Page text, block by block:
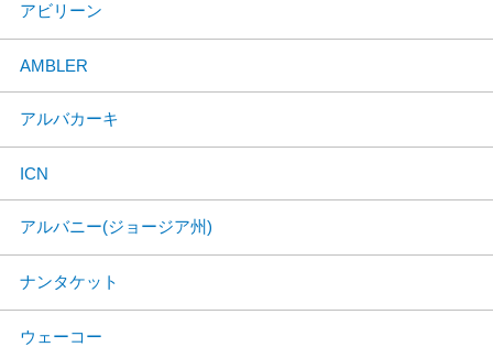
アビリーン
AMBLER
アルバカーキ
ICN
アルバニー(ジョージア州)
ナンタケット
ウェーコー